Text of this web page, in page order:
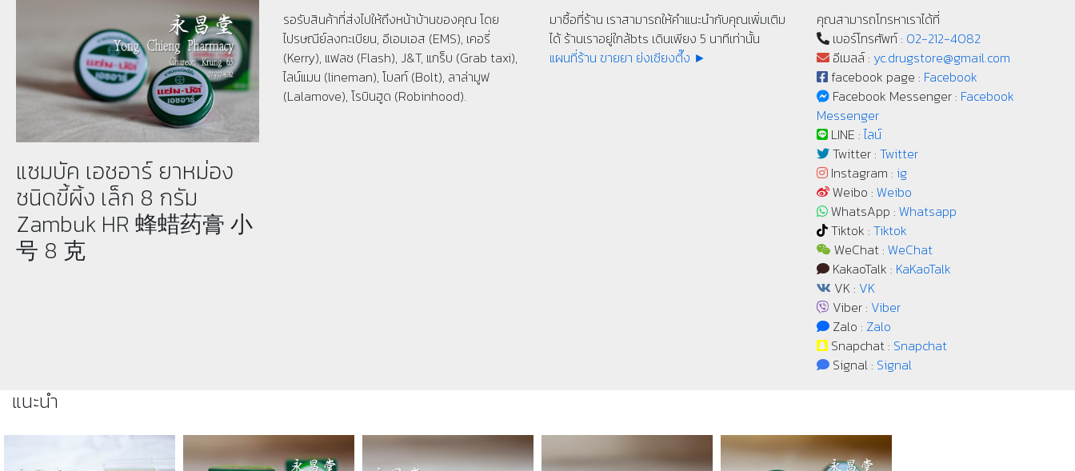
แซมบัค เอชอาร์ ยาหม่อง
ชนิดขี้ผิ้ง เล็ก 8 กรัม
Zambuk HR 蜂蜡药膏 小
号 8 克
รอรับสินค้าที่ส่งไปให้ถึงหน้าบ้านของคุณ โดย
ไปรษณีย์ลงทะเบียน, อีเอมเอส (EMS), เคอรี่
(Kerry), แฟลช (Flash), J&T, แกร็บ (Grab taxi),
ไลน์แมน (lineman), โบลท์ (Bolt), ลาล่ามูฟ
(Lalamove), โรบินฮูด (Robinhood).
มาซื้อที่ร้าน เราสามารถให้คำแนะนำกับคุณเพิ่มเติม
ได้ ร้านเราอยู่ใกล้bts เดินเพียง 5 นาทีเท่านั้น
แผนที่ร้าน ขายยา ย่งเชียงตึ๊ง ►
คุณสามารถโทรหาเราได้ที่
เบอร์โทรศัพท์ : 02-212-4082
อีเมลล์ : yc.drugstore@gmail.com
facebook page : Facebook
Facebook Messenger : Facebook
Messenger
LINE :ไลน์
Twitter : Twitter
Instagram : ig
Weibo : Weibo
WhatsApp : Whatsapp
Tiktok : Tiktok
WeChat : WeChat
KakaoTalk : KaKaoTalk
VK : VK
Viber : Viber
Zalo : Zalo
Snapchat : Snapchat
Signal : Signal
แนะนำ